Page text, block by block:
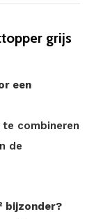
grijs
een
combineren
de
bijzonder?